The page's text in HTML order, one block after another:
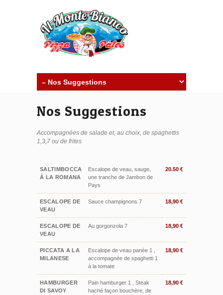
Nos Suggestions
Accompagnées de salade et, au choix, de spaghettis
1,3,7 ou de frites
SALTIMBOCCA
À LA ROMANA
Escalope de veau, sauge,
une tranche de Jambon de
Pays
20.50 €
ESCALOPE DE
VEAU
Sauce champignons 7 18,90 €
ESCALOPE DE
VEAU
Au gorgonzola 7 18,90 €
PICCATA A LA
MILANESE
Escalope de veau panée 1 ,
accompagnée de spaghetti 1
à la tomate
18,90 €
HAMBURGER
DI SAVOY
Pain hamburger 1 , Steak
haché façon bouchère, de
18,90 €